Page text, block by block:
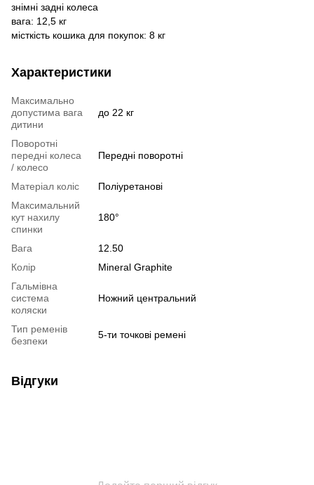
знімні задні колеса
вага: 12,5 кг
місткість кошика для покупок: 8 кг
Характеристики
Максимально
допустима вага
дитини
до 22 кг
Поворотні
передні колеса
/ колесо
Передні поворотні
Матеріал коліс
Поліуретанові
Максимальний
кут нахилу
спинки
180°
Вага
12.50
Колір
Mineral Graphite
Гальмівна
система
коляски
Ножний центральний
Тип ременів
безпеки
5-ти точкові ремені
Відгуки